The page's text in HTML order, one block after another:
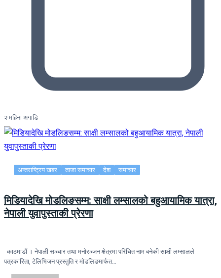
२ महिना अगाडि
अन्तराष्ट्रिय खबर ताजा समाचार देश समाचार
मिडियादेखि मोडलिङसम्म: साक्षी लम्सालको बहुआयामिक यात्रा,
नेपाली युवापुस्ताकी प्रेरणा
काठमाडौं । नेपाली सञ्चार तथा मनोरञ्जन क्षेत्रमा परिचित नाम बनेकी साक्षी लम्सालले
पत्रकारिता, टेलिभिजन प्रस्तुति र मोडलिङमार्फत…